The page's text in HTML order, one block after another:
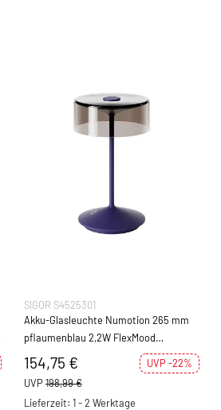
SIGOR S4525301
Akku-Glasleuchte Numotion 265 mm
pflaumenblau 2,2W FlexMood
2200K/2700K IP54 171lm
154,75 €
UVP -22%
UVP 198,99 €
Lieferzeit: 1 - 2 Werktage